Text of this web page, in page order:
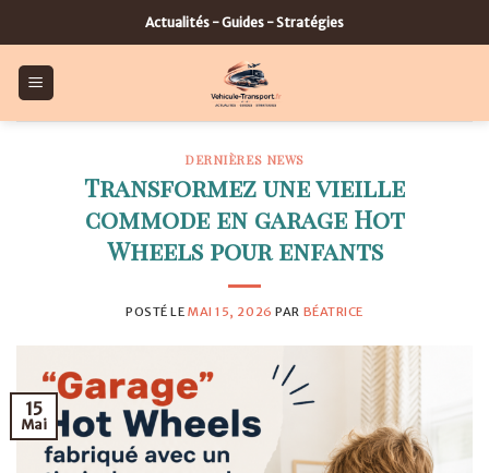
to
content
Actualités - Guides - Stratégies
DERNIÈRES NEWS
Transformez une vieille
commode en garage Hot
Wheels pour enfants
POSTÉ LE MAI 15, 2026 PAR BÉATRICE
15
Mai